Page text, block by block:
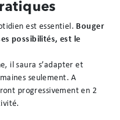
est essentiel. Bouger
possibilités, est le
il saura s’adapter et
seulement. A
progressivement en 2